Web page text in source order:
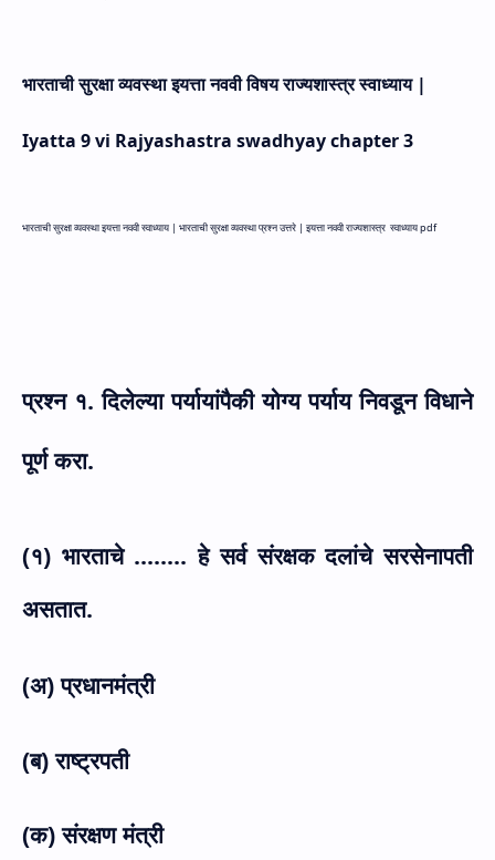
भारताची सुरक्षा व्यवस्था इयत्ता नववी विषय राज्यशास्त्र स्वाध्याय |
Iyatta 9 vi Rajyashastra swadhyay chapter3
भारताची सुरक्षा व्यवस्था इयत्ता नववी स्वाध्याय | भारताची सुरक्षा व्यवस्था प्रश्न उत्तरे | इयत्ता नववी राज्यशास्त्र स्वाध्याय pdf
प्रश्न १. दिलेल्या पर्यायांपैकी योग्य पर्याय निवडून विधाने
पूर्ण करा.
(१) भारताचे ........ हे सर्व संरक्षक दलांचे सरसेनापती
असतात.
(अ) प्रधानमंत्री
(ब) राष्ट्रपती
(क) संरक्षण मंत्री